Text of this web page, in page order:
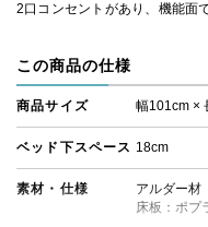
2口コンセントがあり、機能面
この商品の仕様
商品サイズ 幅101cm ×
ベッド下スペース 18cm
素材・仕様
アルダー材
床板：ポプ